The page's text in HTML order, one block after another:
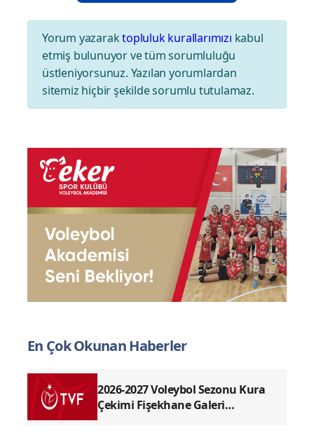
Yorum yazaraktopluluk kurallarımızı kabul
etmiş bulunuyor ve tüm sorumluluğu
üstleniyorsunuz. Yazılan yorumlardan
sitemiz hiçbir şekilde sorumlu tutulamaz.
En Çok Okunan Haberler
2026-2027 Voleybol Sezonu Kura
Çekimi Fişekhane Galeri